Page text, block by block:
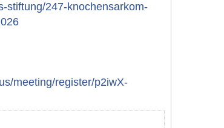
stiftung/247-knochensarkom-
meeting/register/p2iwX-